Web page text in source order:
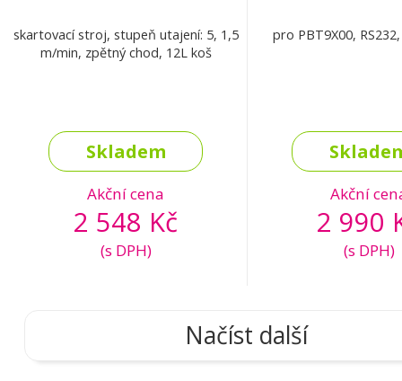
skartovací stroj, stupeň utajení: 5, 1,5
m/min, zpětný chod, 12L koš
Skladem
Akční cena
2 548 Kč
(s DPH)
pro PBT9X00,
Akční
2 990
(s DPH)
Načíst další